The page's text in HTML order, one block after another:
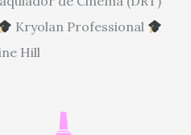
Kryolan Professional
Hill